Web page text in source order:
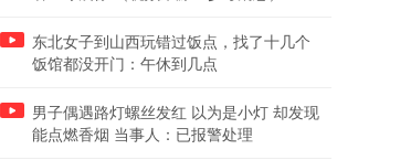
东北女子到山西玩错过饭点，找了十几个
饭馆都没开门：午休到几点
男子偶遇路灯螺丝发红 以为是小灯 却发现
能点燃香烟 当事人：已报警处理